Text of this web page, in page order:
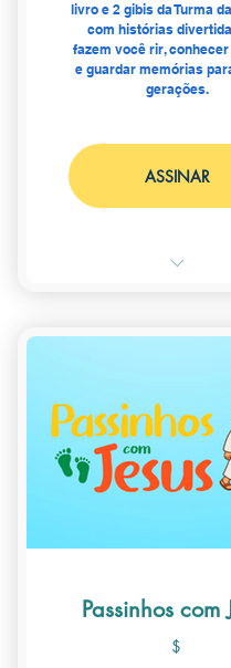
livro e 2 gibis da Turma
com histórias
fazem você rir,
e guardar memórias
gerações.
ASSINAR
mais querida do
da Mônica
🎁 + 1 brinde
Passinhos com
$